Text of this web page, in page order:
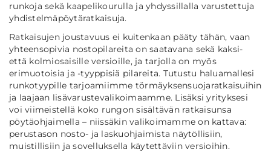
runkoja sekä kaapelikourulla ja yhdyssillalla varustettuja
yhdistelmäpöytäratkaisuja.
Ratkaisujen joustavuus ei kuitenkaan pääty tähän, vaan
yhteensopivia nostopilareita on saatavana sekä kaksi-
että kolmiosaisille versioille, ja tarjolla on myös
erimuotoisia ja -tyyppisiä pilareita. Tutustu haluamallesi
runkotyypille tarjoamiimme törmäyksensuojaratkaisuihin
ja laajaan lisävarustevalikoimaamme. Lisäksi yrityksesi
voi viimeistellä koko rungon sisältävän ratkaisunsa
pöytäohjaimella – niissäkin valikoimamme on kattava:
perustason nosto- ja laskuohjaimista näytöllisiin,
muistillisiin ja sovelluksella käytettäviin versioihin.